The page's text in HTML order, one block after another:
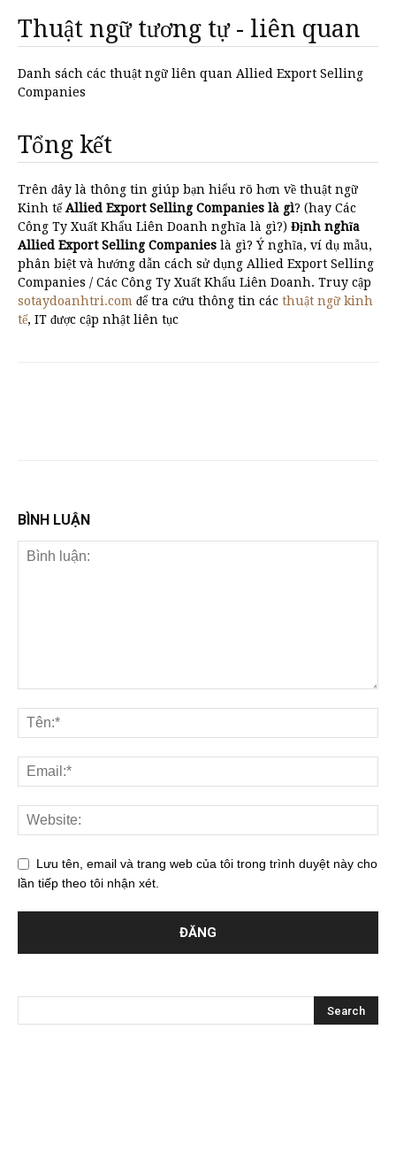
Thuật ngữ tương tự - liên quan
Danh sách các thuật ngữ liên quan Allied Export Selling
Companies
Tổng kết
Trên đây là thông tin giúp bạn hiểu rõ hơn về thuật ngữ
Kinh tếAllied Export Selling Companies là gì? (hay Các
Công Ty Xuất Khẩu Liên Doanh nghĩa là gì?) Định nghĩa
Allied Export Selling Companies là gì? Ý nghĩa, ví dụ mẫu,
phân biệt và hướng dẫn cách sử dụng Allied Export Selling
Companies / Các Công Ty Xuất Khẩu Liên Doanh. Truy cập
sotaydoanhtri.com để tra cứu thông tin các thuật ngữ kinh
tế, IT được cập nhật liên tục
BÌNH LUẬN
Lưu tên, email và trang web của tôi trong trình duyệt này cho
lần tiếp theo tôi nhận xét.